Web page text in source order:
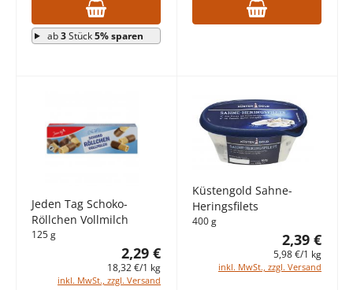
ab3Stück5% sparen
Jeden Tag Schoko-
Röllchen Vollmilch
125 g
2,29 €
18,32 €/1 kg
inkl. MwSt., zzgl. Versand
Küstengold Sahne-
Heringsfilets
400 g
2,39 €
5,98 €/1 kg
inkl. MwSt., zzgl. Versand